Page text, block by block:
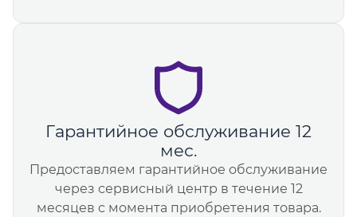
Гарантийное обслуживание 12
мес.
Предоставляем гарантийное обслуживание
через сервисный центр в течение 12
месяцев с момента приобретения товара.